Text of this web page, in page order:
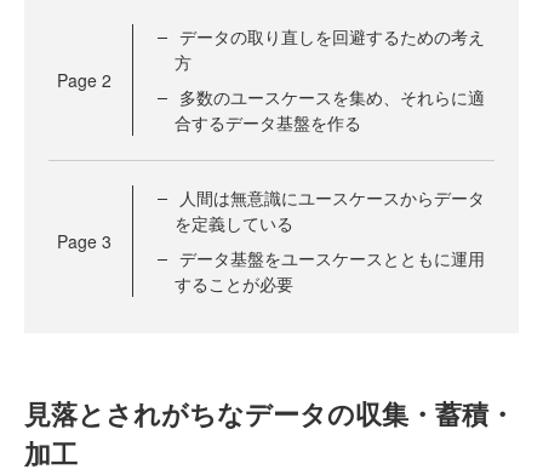
Page 2
データの取り直しを回避するための考え
方
多数のユースケースを集め、それらに適
合するデータ基盤を作る
Page 3
人間は無意識にユースケースからデータ
を定義している
データ基盤をユースケースとともに運用
することが必要
見落とされがちなデータの収集・蓄積・
加工